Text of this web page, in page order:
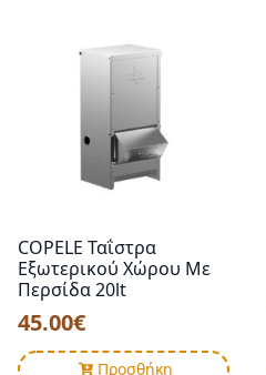
COPELE Ταΐστρα
Εξωτερικού Χώρου Με
Περσίδα 20lt
45.00€
Προσθήκη